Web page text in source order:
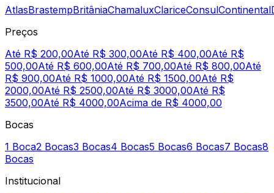
AtlasBrastempBritâniaChamaluxClariceConsulContinental
Preços
Até R$ 200,00Até R$ 300,00Até R$ 400,00Até R$
500,00Até R$ 600,00Até R$ 700,00Até R$ 800,00Até
R$ 900,00Até R$ 1000,00Até R$ 1500,00Até R$
2000,00Até R$ 2500,00Até R$ 3000,00Até R$
3500,00Até R$ 4000,00Acima de R$ 4000,00
Bocas
1 Boca2 Bocas3 Bocas4 Bocas5 Bocas6 Bocas7 Bocas8
Bocas
Institucional